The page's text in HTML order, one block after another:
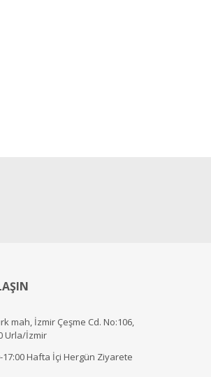
mah, İzmir Çeşme Cd. No:106,
Urla/İzmir
17:00 Hafta İçi Hergün Ziyarete